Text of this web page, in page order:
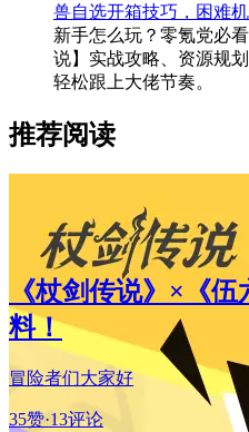
兽自选开箱技巧，困难
新手怎么玩？零氪党必
说】实战攻略、资源规
轻松跟上大佬节奏。
推荐阅读
《杖剑传说》×《
料！
冒险者们大家好
35赞·13评论